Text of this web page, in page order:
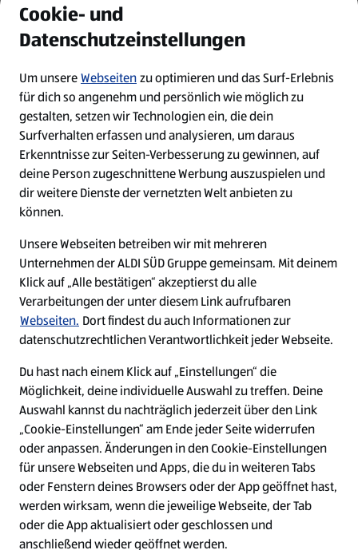
Job Benachrichtigung
Bewerberkonto
Leichte Sprache
Kontakt
W
i
r
d
a
u
f
W
i
r
d
a
u
f
W
i
r
d
a
u
f
W
i
r
d
a
Cookie - Liste
Datenschutz
Cookie- und
Datenschutzeinstellungen
Um unsereWebseitenzu optimieren und das Surf-Erlebnis
für dich so angenehm und persönlich wie möglich zu
gestalten, setzen wir Technologien ein, die dein
Surfverhalten erfassen und analysieren, um daraus
Erkenntnisse zur Seiten-Verbesserung zu gewinnen, auf
deine Person zugeschnittene Werbung auszuspielen und
dir weitere Dienste der vernetzten Welt anbieten zu
können.
Unsere Webseiten betreiben wir mit mehreren
Unternehmen der ALDI SÜD Gruppe gemeinsam. Mit deinem
Klick auf „Alle bestätigen“ akzeptierst du alle
Verarbeitungen der unter diesem Link aufrufbaren
Webseiten. Dort findest du auch Informationen zur
datenschutzrechtlichen Verantwortlichkeit jeder Webseite.
Du hast nach einem Klick auf „Einstellungen“ die
Möglichkeit, deine individuelle Auswahl zu treffen. Deine
Auswahl kannst du nachträglich jederzeit über den Link
„Cookie-Einstellungen“ am Ende jeder Seite widerrufen
oder anpassen. Änderungen in den Cookie-Einstellungen
für unsere Webseiten und Apps, die du in weiteren Tabs
oder Fenstern deines Browsers oder der App geöffnet hast,
werden wirksam, wenn die jeweilige Webseite, der Tab
oder die App aktualisiert oder geschlossen und
anschließend wieder geöffnet werden.